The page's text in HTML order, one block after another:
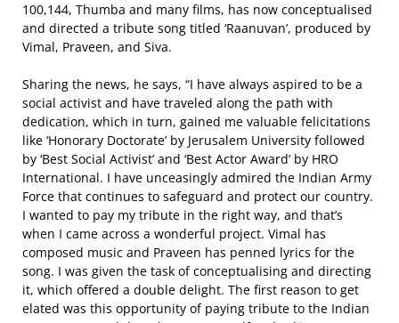
100,144, Thumba and many films, has now conceptualised
and directed a tribute song titled ‘Raanuvan’, produced by
Vimal, Praveen, and Siva.
Sharing the news, he says, “I have always aspired to be a
social activist and have traveled along the path with
dedication, which in turn, gained me valuable felicitations
like ‘Honorary Doctorate’ by Jerusalem University followed
by ‘Best Social Activist’ and ‘Best Actor Award’ by HRO
International. I have unceasingly admired the Indian Army
Force that continues to safeguard and protect our country.
I wanted to pay my tribute in the right way, and that’s
when I came across a wonderful project. Vimal has
composed music and Praveen has penned lyrics for the
song. I was given the task of conceptualising and directing
it, which offered a double delight. The first reason to get
elated was this opportunity of paying tribute to the Indian